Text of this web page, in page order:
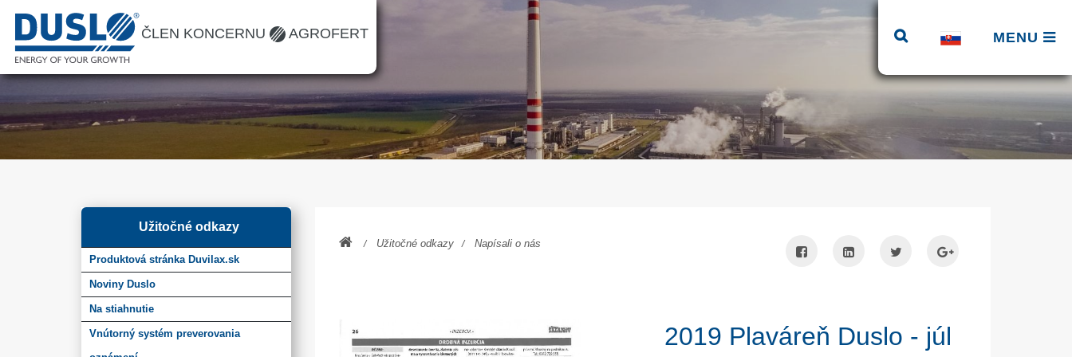
ČLEN KONCERNU AGROFERT MENU
Užitočné odkazy
Produktová stránka Duvilax.sk
Noviny Duslo
Na stiahnutie
Vnútorný systém preverovania
Užitočné odkazy Napísali o nás
2019 Plaváreň Duslo - júl